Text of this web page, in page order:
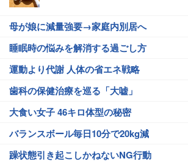
母が娘に減量強要→家庭内別居へ
睡眠時の悩みを解消する過ごし方
運動より代謝 人体の省エネ戦略
歯科の保健治療を巡る「大嘘」
大食い女子 46キロ体型の秘密
バランスボール毎日10分で20kg減
躁状態引き起こしかねないNG行動